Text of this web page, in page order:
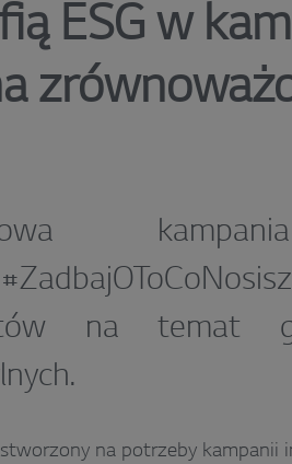
ESG w
na temat
stworzony na potrzeby kampanii